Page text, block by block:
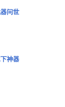
问世
神器